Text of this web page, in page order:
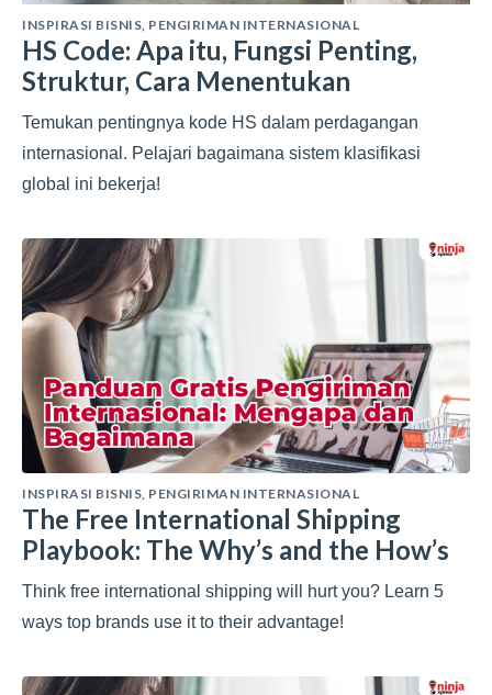
INSPIRASI BISNIS, PENGIRIMAN INTERNASIONAL
HS Code: Apa itu, Fungsi Penting,
Struktur, Cara Menentukan
Temukan pentingnya kode HS dalam perdagangan
internasional. Pelajari bagaimana sistem klasifikasi
global ini bekerja!
INSPIRASI BISNIS PENGIRIMAN INTERNASIONAL
The Free International Shipping
Playbook: The Why’s and the How’s
Think free international shipping will hurt you? Learn 5
ways top brands use it to their advantage!